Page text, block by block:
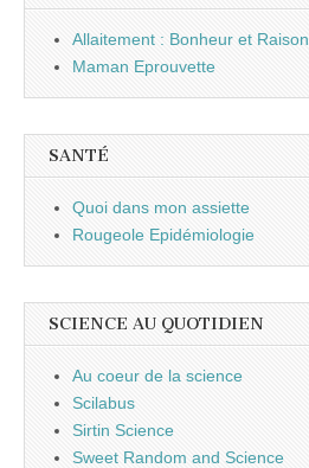
Allaitement : Bonheur et Raison
Maman Eprouvette
SANTÉ
Quoi dans mon assiette
Rougeole Epidémiologie
SCIENCE AU QUOTIDIEN
Au coeur de la science
Scilabus
Sirtin Science
Sweet Random and Science